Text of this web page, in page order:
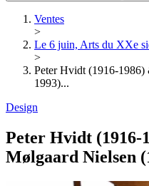
Ventes
>
Le 6 juin, Arts du XXe
>
Peter Hvidt (1916-
1993)...
Design
Peter Hvidt (1916-
Mølgaard Nielsen